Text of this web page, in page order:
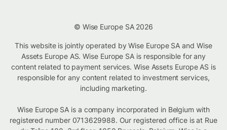
© Wise Europe SA 2026
This website is jointly operated by Wise Europe SA and Wise
Assets Europe AS. Wise Europe SA is responsible for any
content related to payment services. Wise Assets Europe AS is
responsible for any content related to investment services,
including marketing.
Wise Europe SA is a company incorporated in Belgium with
registered number 0713629988. Our registered office is at Rue